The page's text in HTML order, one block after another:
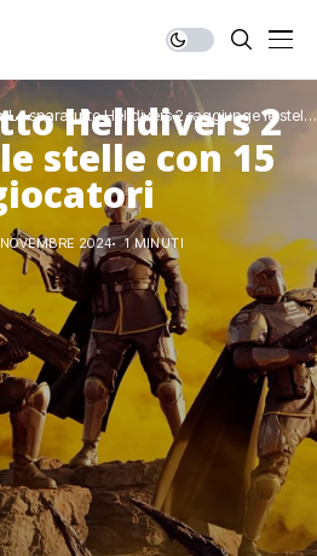
Lo sparatutto Helldivers 2 raggiunge le stelle
con 15 milioni di giocatori
Helldivers 2
stelle con 15
2024 1 MINUTI